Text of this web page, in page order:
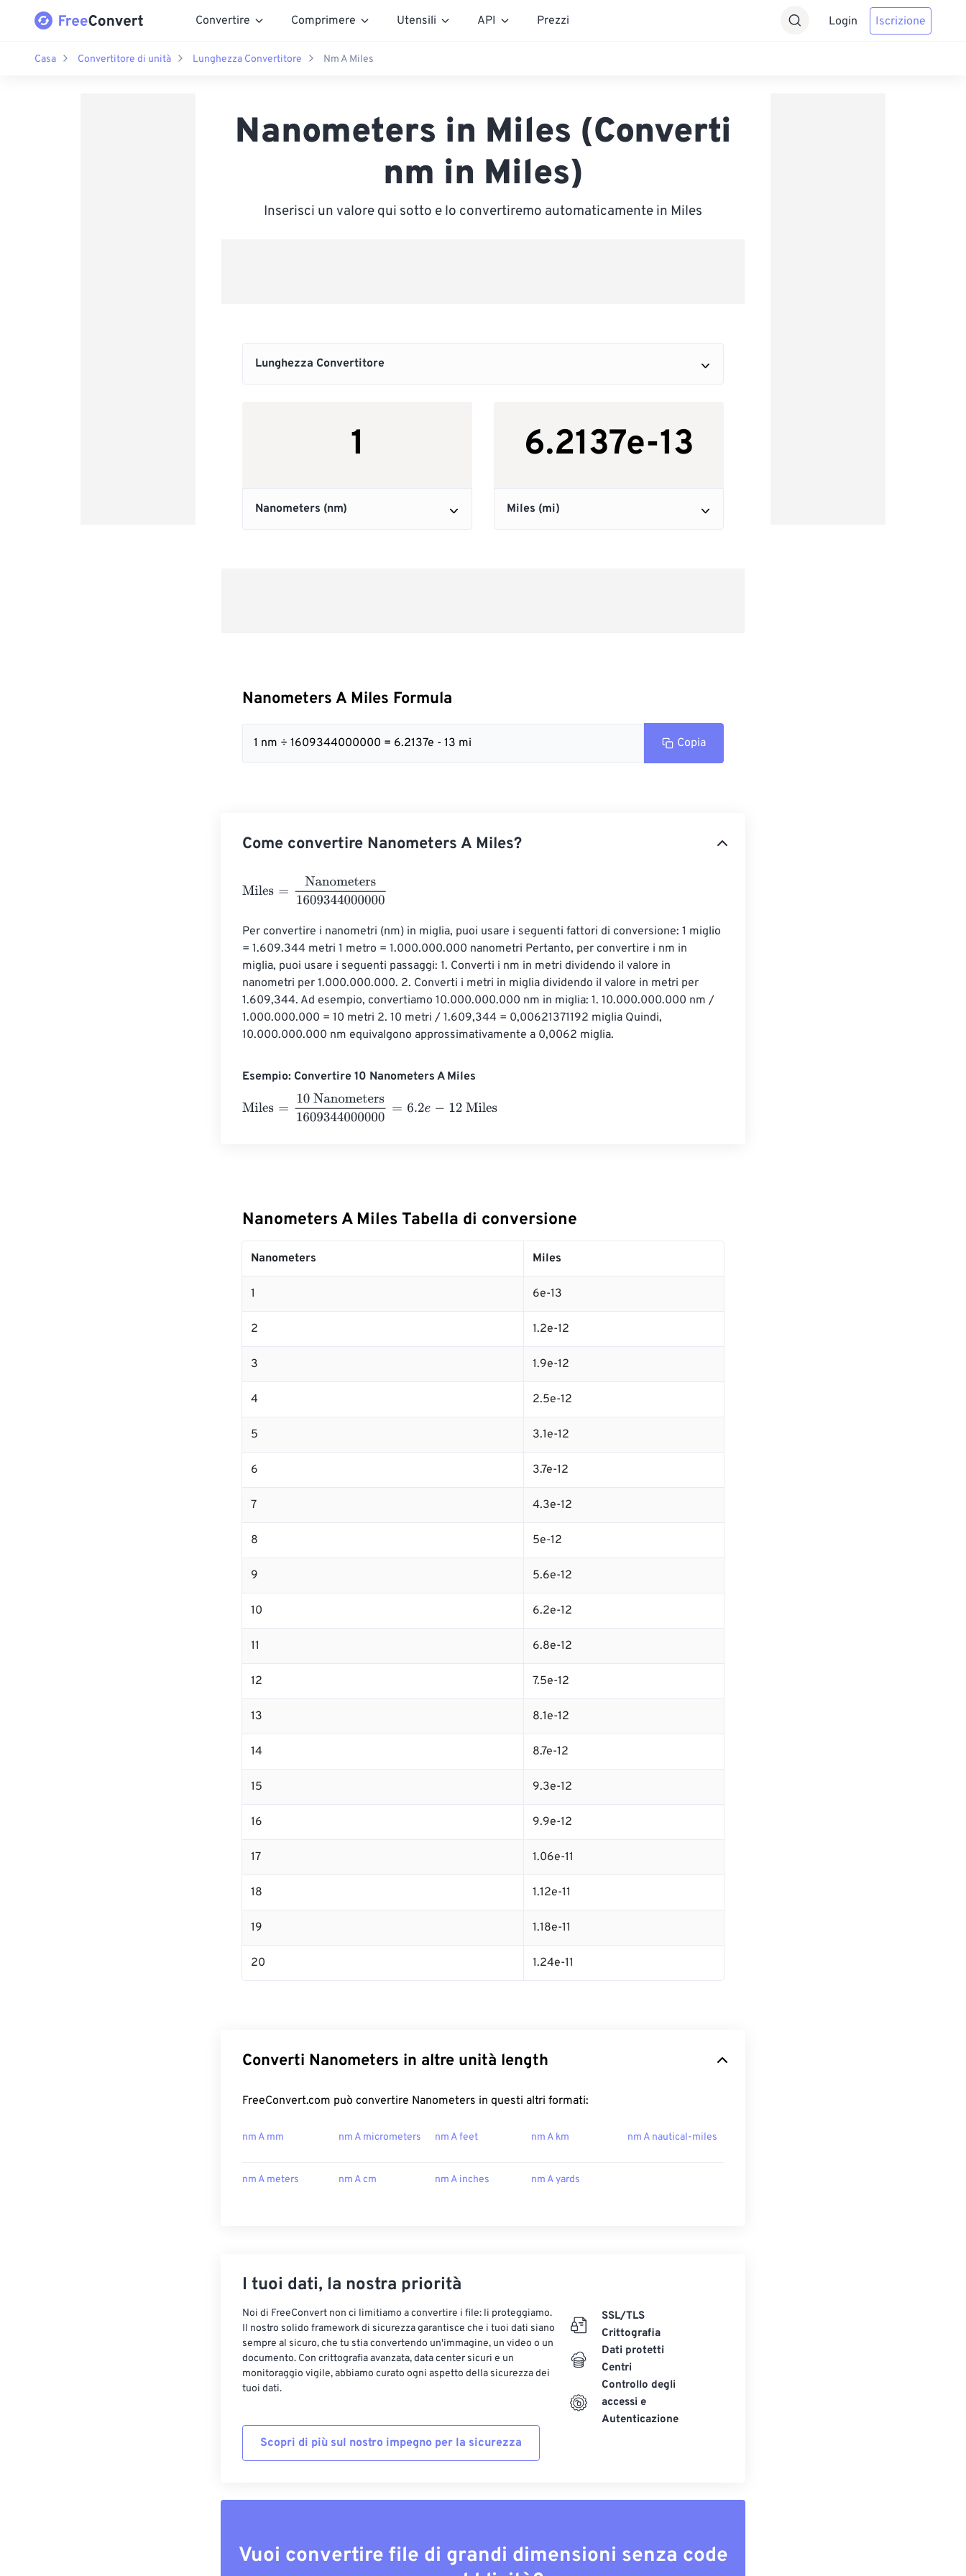
Convertire Comprimere Utensili API Prezzi Login Iscrizione
Casa Convertitore di unità Lunghezza Convertitore Nm A Miles
Nanometers in Miles (Converti
nm in Miles)
Inserisci un valore qui sotto e lo convertiremo automaticamente in Miles
Nanometers A Miles Formula
1 nm ÷ 1609344000000 = 6.2137e - 13 mi Copia
Come convertire Nanometers A Miles?
Miles Nanometers1609344000000
Per convertire i nanometri (nm) in miglia, puoi usare i seguenti fattori di conversione: 1 miglio
= 1.609.344 metri 1 metro = 1.000.000.000 nanometri Pertanto, per convertire i nm in
miglia, puoi usare i seguenti passaggi: 1. Converti i nm in metri dividendo il valore in
nanometri per 1.000.000.000. 2. Converti i metri in miglia dividendo il valore in metri per
1.609,344. Ad esempio, convertiamo 10.000.000.000 nm in miglia: 1. 10.000.000.000 nm /
1.000.000.000 = 10 metri 2. 10 metri / 1.609,344 = 0,00621371192 miglia Quindi,
10.000.000.000 nm equivalgono approssimativamente a 0,0062 miglia.
Esempio: Convertire 10 Nanometers A Miles
Miles
10 Nanometers1609344000000 = 6.2 e-12
Nanometers A Miles Tabella di conversione
Nanometers Miles
1 6e-13
2 1.2e-12
3 1.9e-12
4 2.5e-12
5 3.1e-12
6 3.7e-12
7 4.3e-12
8 5e-12
9 5.6e-12
10 6.2e-12
11 6.8e-12
12 7.5e-12
13 8.1e-12
14 8.7e-12
15 9.3e-12
16 9.9e-12
17 1.06e-11
18 1.12e-11
19 1.18e-11
20 1.24e-11
Converti Nanometers in altre unità length
FreeConvert.com può convertire Nanometers in questi altri formati:
nm A mm nm A micrometers nm A feet nm A km nm A nautical-miles
nm A meters nm A cm nm A inches nm A yards
I tuoi dati, la nostra priorità
Noi di FreeConvert non ci limitiamo a convertire i file: li proteggiamo.
Il nostro solido framework di sicurezza garantisce che i tuoi dati siano
sempre al sicuro, che tu stia convertendo un'immagine, un video o un
documento. Con crittografia avanzata, data center sicuri e un
monitoraggio vigile, abbiamo curato ogni aspetto della sicurezza dei
tuoi dati.
Scopri di più sul nostro impegno per la sicurezza
SSL/TLS
Crittografia
Dati protetti
Centri
Controllo degli
accessi e
Autenticazione
Vuoi convertire file di grandi dimensioni senza code